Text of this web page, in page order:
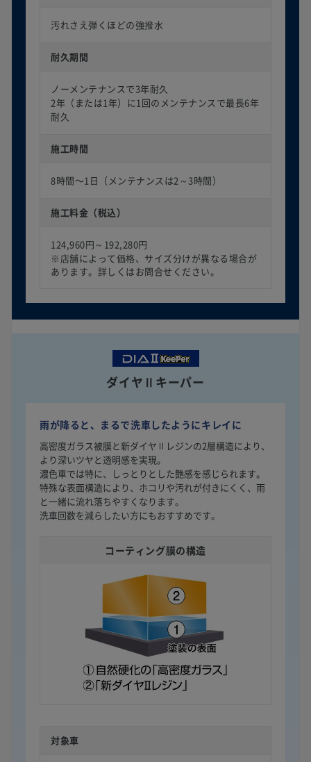
汚れさえ弾くほどの強撥水
耐久期間
ノーメンテナンスで3年耐久
2年（または1年）に1回のメンテナンスで最長6年
耐久
施工時間
8時間〜1日（メンテナンスは2～3時間）
施工料金（税込）
124,960円～192,280円
※店舗によって価格、サイズ分けが異なる場合が
あります。詳しくはお問合せください。
ダイヤⅡキーパー
雨が降ると、まるで洗車したようにキレイに
高密度ガラス被膜と新ダイヤⅡレジンの2層構造により、
より深いツヤと透明感を実現。
濃色車では特に、しっとりとした艶感を感じられます。
特殊な表面構造により、ホコリや汚れが付きにくく、雨
と一緒に流れ落ちやすくなります。
洗車回数を減らしたい方にもおすすめです。
コーティング膜の構造
対象車